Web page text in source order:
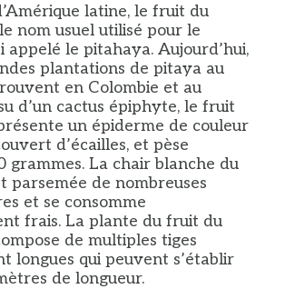
latine, le fruit du
nom usuel utilisé pour le
appelé le pitahaya. Aujourd’hui,
plantations de pitaya au
en Colombie et au
d’un cactus épiphyte, le fruit
un épiderme de couleur
d’écailles, et pèse
grammes. La chair blanche du
parsemée de nombreuses
et se consomme
frais. La plante du fruit du
de multiples tiges
longues qui peuvent s’établir
de longueur.